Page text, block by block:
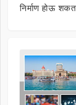
निर्माण होऊ